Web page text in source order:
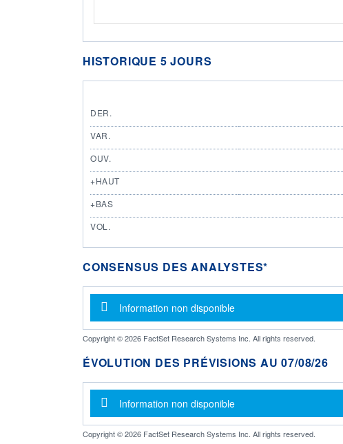
HISTORIQUE 5 JOURS
DER.
VAR.
OUV.
+HAUT
+BAS
VOL.
CONSENSUS DES ANALYSTES*
Message d'information
Information non disponible
Copyright © 2026 FactSet Research Systems Inc. All rights reserved.
ÉVOLUTION DES PRÉVISIONS AU 07/08/26
Message d'information
Information non disponible
Copyright © 2026 FactSet Research Systems Inc. All rights reserved.